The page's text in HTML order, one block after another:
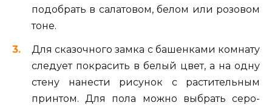
подобрать в салатовом, белом или розовом
тоне.
Для сказочного замка с башенками комнату
следует покрасить в белый цвет, а на одну
стену нанести рисунок с растительным
принтом. Для пола можно выбрать серо-